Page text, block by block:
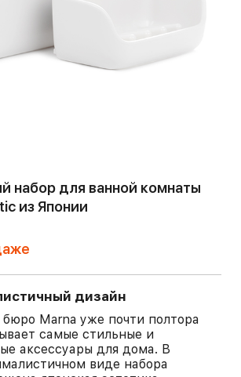
набор для ванной комнаты
из Японии
дизайн
Marna уже почти полтора
самые стильные и
аксессуары для дома. В
виде набора